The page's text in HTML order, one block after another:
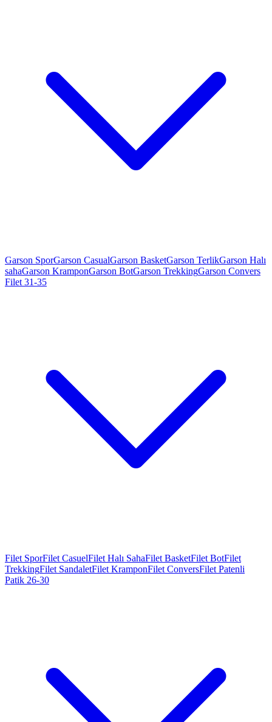
Garson SporGarson CasualGarson BasketGarson TerlikGarson Halı
sahaGarson KramponGarson BotGarson TrekkingGarson Convers
Filet 31-35
Filet SporFilet CasuelFilet Halı SahaFilet BasketFilet BotFilet
TrekkingFilet SandaletFilet KramponFilet ConversFilet Patenli
Patik 26-30